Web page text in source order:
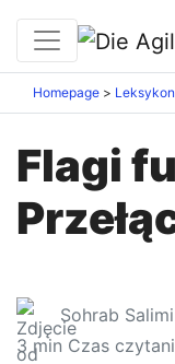
Homepage
Flagi
Sohrab Salimi
3min Czas